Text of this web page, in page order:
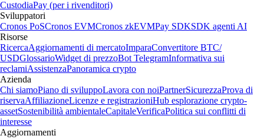
CustodiaPay (per i rivenditori)
Sviluppatori
Cronos PoSCronos EVMCronos zkEVMPay SDKSDK agenti AI
Risorse
RicercaAggiornamenti di mercatoImparaConvertitore BTC/
USDGlossarioWidget di prezzoBot TelegramInformativa sui
reclamiAssistenzaPanoramica crypto
Azienda
Chi siamoPiano di sviluppoLavora con noiPartnerSicurezzaProva di
riservaAffiliazioneLicenze e registrazioniHub esplorazione crypto-
assetSostenibilità ambientaleCapitaleVerificaPolitica sui conflitti di
interesse
Aggiornamenti